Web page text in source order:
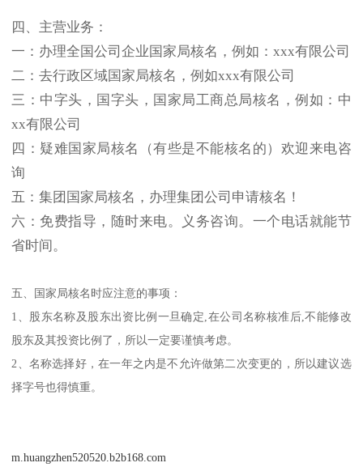
四、主营业务：
一：办理全国公司企业国家局核名，例如：xxx有限公司
二：去行政区域国家局核名，例如xxx有限公司
三：中字头，国字头，国家局工商总局核名，例如：中
xx有限公司
四：疑难国家局核名（有些是不能核名的）欢迎来电咨
询
五：集团国家局核名，办理集团公司申请核名！
六：免费指导，随时来电。义务咨询。一个电话就能节
省时间。
五、国家局核名时应注意的事项：
1、股东名称及股东出资比例一旦确定,在公司名称核准后,不能修改
股东及其投资比例了，所以一定要谨慎考虑。
2、名称选择好，在一年之内是不允许做第二次变更的，所以建议选
择字号也得慎重。
m.huangzhen520520.b2b168.com